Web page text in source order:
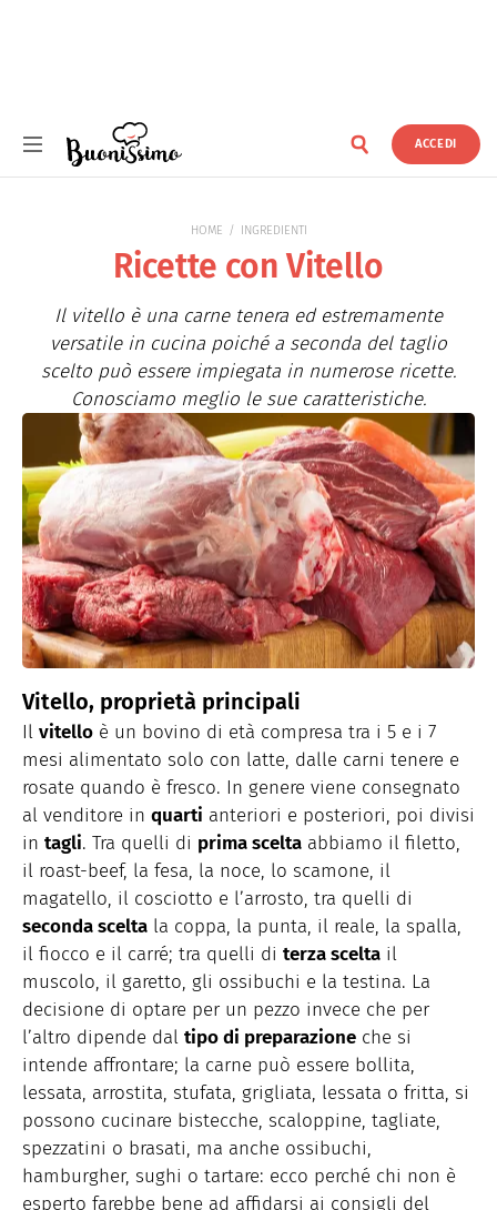
ACCEDI
HOME INGREDIENTI
Ricette con Vitello
Il vitello è una carne tenera ed estremamente
versatile in cucina poiché a seconda del taglio
scelto può essere impiegata in numerose ricette.
Conosciamo meglio le sue caratteristiche.
Vitello, proprietà principali
Il vitello è un bovino di età compresa tra i 5 e i 7
mesi alimentato solo con latte, dalle carni tenere e
rosate quando è fresco. In genere viene consegnato
al venditore in quarti anteriori e posteriori, poi divisi
in tagli. Tra quelli di prima scelta abbiamo il filetto,
il roast-beef, la fesa, la noce, lo scamone, il
magatello, il cosciotto e l’arrosto, tra quelli di
seconda scelta la coppa, la punta, il reale, la spalla,
il fiocco e il carré; tra quelli di terza scelta il
muscolo, il garetto, gli ossibuchi e la testina. La
decisione di optare per un pezzo invece che per
l’altro dipende dal tipo di preparazione che si
intende affrontare; la carne può essere bollita,
lessata, arrostita, stufata, grigliata, lessata o fritta, si
possono cucinare bistecche, scaloppine, tagliate,
spezzatini o brasati, ma anche ossibuchi,
hamburgher, sughi o tartare: ecco perché chi non è
esperto farebbe bene ad affidarsi ai consigli del